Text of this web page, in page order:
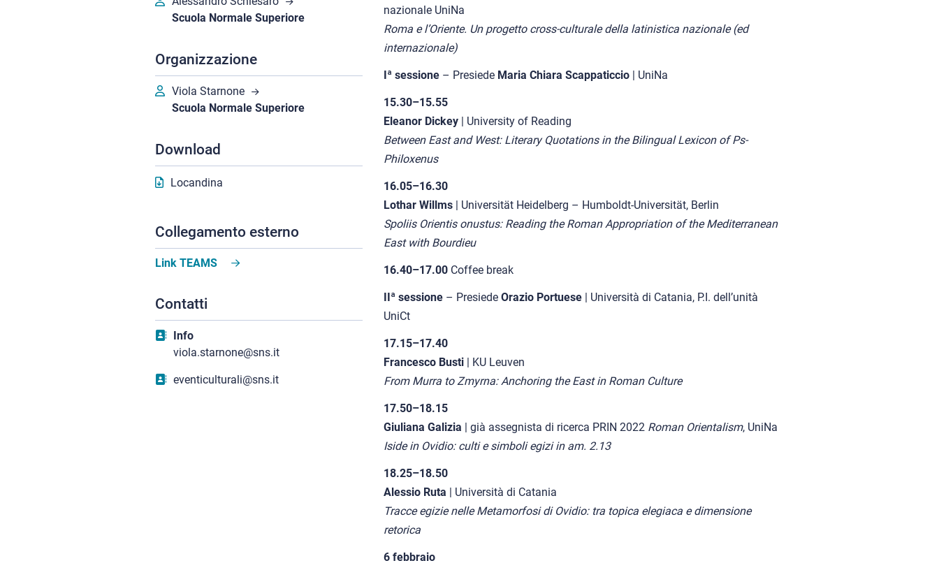
Scuola Normale Superiore
Organizzazione
Viola Starnone
Scuola Normale Superiore
Download
Locandina
Collegamento esterno
Link TEAMS
Contatti
Info
viola.starnone@sns.it
eventiculturali@sns.it
nazionale UniNa
Roma e l’Oriente. Un progetto cross-culturale della latinistica nazionale (ed
internazionale)
Iª sessione – Presiede Maria Chiara Scappaticcio | UniNa
15.30–15.55
Eleanor Dickey | University of Reading
Between East and West: Literary Quotations in the Bilingual Lexicon of Ps-
Philoxenus
16.05–16.30
Lothar Willms | Universität Heidelberg – Humboldt-Universität, Berlin
Spoliis Orientis onustus: Reading the Roman Appropriation of the Mediterranean
East with Bourdieu
16.40–17.00 Coffee break
IIª sessione – Presiede Orazio Portuese | Università di Catania, P.I. dell’unità
UniCt
17.15–17.40
Francesco Busti | KU Leuven
From Murra to Zmyrna: Anchoring the East in Roman Culture
17.50–18.15
Giuliana Galizia | già assegnista di ricerca PRIN 2022 Roman Orientalism, UniNa
Iside in Ovidio: culti e simboli egizi in am. 2.13
18.25–18.50
Alessio Ruta | Università di Catania
Tracce egizie nelle Metamorfosi di Ovidio: tra topica elegiaca e dimensione
retorica
6 febbraio